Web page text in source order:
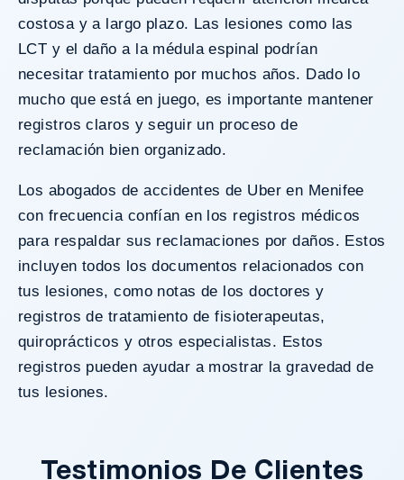
costosa y a largo plazo. Las lesiones como las
LCT y el daño a la médula espinal podrían
necesitar tratamiento por muchos años. Dado lo
mucho que está en juego, es importante mantener
registros claros y seguir un proceso de
reclamación bien organizado.
Los abogados de accidentes de Uber en Menifee
con frecuencia confían en los registros médicos
para respaldar sus reclamaciones por daños. Estos
incluyen todos los documentos relacionados con
tus lesiones, como notas de los doctores y
registros de tratamiento de fisioterapeutas,
quiroprácticos y otros especialistas. Estos
registros pueden ayudar a mostrar la gravedad de
tus lesiones.
Testimonios De Clientes